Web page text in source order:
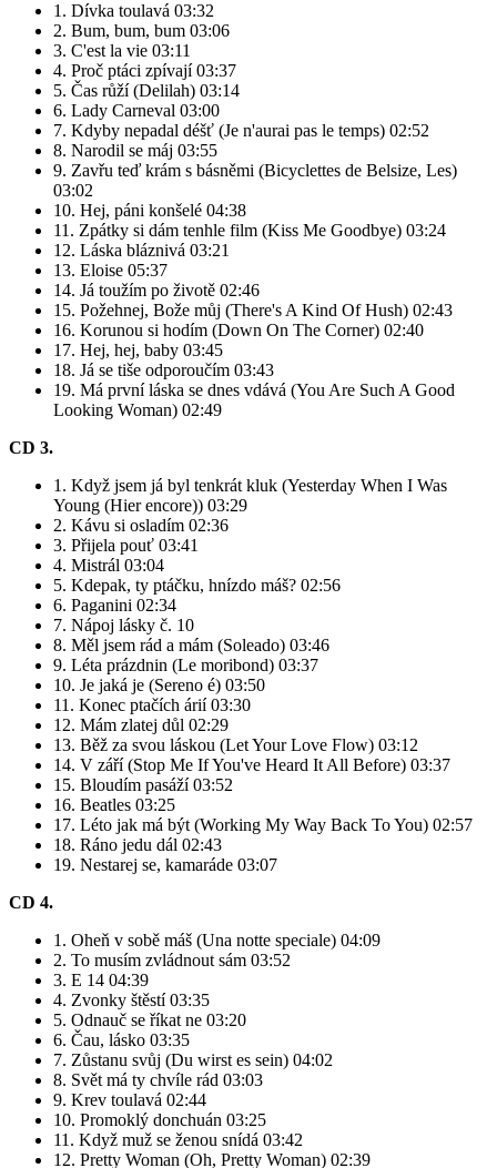
1. Dívka toulavá 03:32
2. Bum, bum, bum 03:06
3. C'est la vie 03:11
4. Proč ptáci zpívají 03:37
5. Čas růží (Delilah) 03:14
6. Lady Carneval 03:00
7. Kdyby nepadal déšť (Je n'aurai pas le temps) 02:52
8. Narodil se máj 03:55
9. Zavřu teď krám s básněmi (Bicyclettes de Belsize, Les)
03:02
10. Hej, páni konšelé 04:38
11. Zpátky si dám tenhle film (Kiss Me Goodbye) 03:24
12. Láska bláznivá 03:21
13. Eloise 05:37
14. Já toužím po životě 02:46
15. Požehnej, Bože můj (There's A Kind Of Hush) 02:43
16. Korunou si hodím (Down On The Corner) 02:40
17. Hej, hej, baby 03:45
18. Já se tiše odporoučím 03:43
19. Má první láska se dnes vdává (You Are Such A Good
Looking Woman) 02:49
CD 3.
1. Když jsem já byl tenkrát kluk (Yesterday When I Was
Young (Hier encore)) 03:29
2. Kávu si osladím 02:36
3. Přijela pouť 03:41
4. Mistrál 03:04
5. Kdepak, ty ptáčku, hnízdo máš? 02:56
6. Paganini 02:34
7. Nápoj lásky č. 10
8. Měl jsem rád a mám (Soleado) 03:46
9. Léta prázdnin (Le moribond) 03:37
10. Je jaká je (Sereno é) 03:50
11. Konec ptačích árií 03:30
12. Mám zlatej důl 02:29
13. Běž za svou láskou (Let Your Love Flow) 03:12
14. V září (Stop Me If You've Heard It All Before) 03:37
15. Bloudím pasáží 03:52
16. Beatles 03:25
17. Léto jak má být (Working My Way Back To You) 02:57
18. Ráno jedu dál 02:43
19. Nestarej se, kamaráde 03:07
CD 4.
1. Oheň v sobě máš (Una notte speciale) 04:09
2. To musím zvládnout sám 03:52
3. E 14 04:39
4. Zvonky štěstí 03:35
5. Odnauč se říkat ne 03:20
6. Čau, lásko 03:35
7. Zůstanu svůj (Du wirst es sein) 04:02
8. Svět má ty chvíle rád 03:03
9. Krev toulavá 02:44
10. Promoklý donchuán 03:25
11. Když muž se ženou snídá 03:42
12. Pretty Woman (Oh, Pretty Woman) 02:39